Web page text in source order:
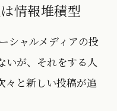
情報堆積型
シャルメディアの投
いが、それをする人
々と新しい投稿が追